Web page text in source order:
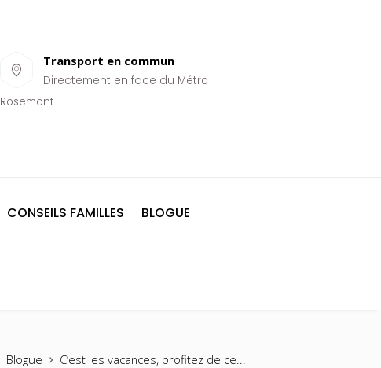
Transport en commun
Directement en face du Métro
Rosemont
CONSEILS FAMILLES BLOGUE
Blogue C’est les vacances, profitez de ce...